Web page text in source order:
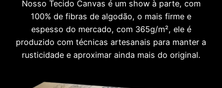
Nosso Tecido Canvas é um show à parte, com
100% de fibras de algodão, o mais firme e
espesso do mercado, com 365g/m², ele é
produzido com técnicas artesanais para manter a
rusticidade e aproximar ainda mais do original.